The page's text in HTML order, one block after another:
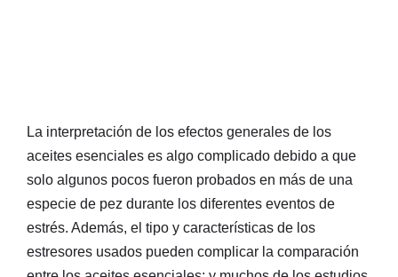
La interpretación de los efectos generales de los
aceites esenciales es algo complicado debido a que
solo algunos pocos fueron probados en más de una
especie de pez durante los diferentes eventos de
estrés. Además, el tipo y características de los
estresores usados pueden complicar la comparación